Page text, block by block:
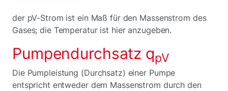
der pV-Strom ist ein Maß für den Massenstrom des
Gases; die Temperatur ist hier anzugeben.
Pumpendurchsatz qpV
Die Pumpleistung (Durchsatz) einer Pumpe
entspricht entweder dem Massenstrom durch den